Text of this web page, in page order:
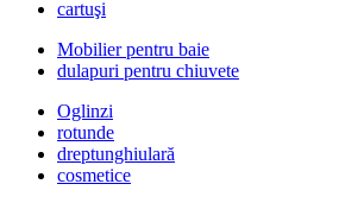
cartuşi
Mobilier pentru baie
dulapuri pentru chiuvete
Oglinzi
rotunde
dreptunghiulară
cosmetice